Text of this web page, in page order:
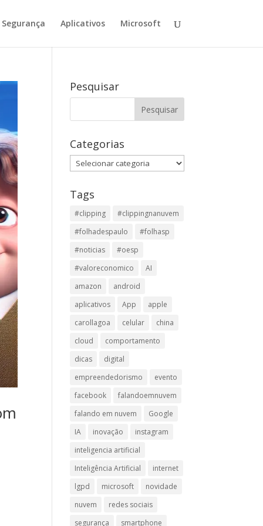
Segurança Aplicativos Microsoft
Pesquisar
Categorias
Categorias
Tags
#clipping
#clippingnanuvem
#folhadespaulo
#folhasp
#noticias
#oesp
#valoreconomico
AI
amazon
android
aplicativos
App
apple
carollagoa
celular
china
cloud
comportamento
dicas
digital
empreendedorismo
evento
facebook
falandoemnuvem
falando em nuvem
Google
IA
inovação
instagram
inteligencia artificial
Inteligência Artificial
internet
lgpd
microsoft
novidade
nuvem
redes sociais
segurança
smartphone